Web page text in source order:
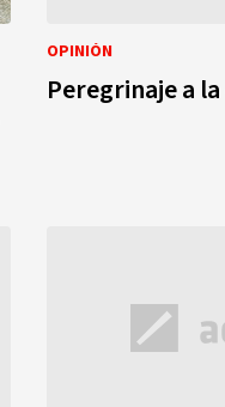
OPINIÓN
Peregrinaje a